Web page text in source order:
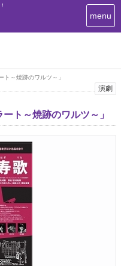
T
o
i
g
menu
ト～焼跡のワルツ～」
演劇
ト～焼跡のワルツ～」